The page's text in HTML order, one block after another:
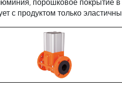
порошковое покрытие в